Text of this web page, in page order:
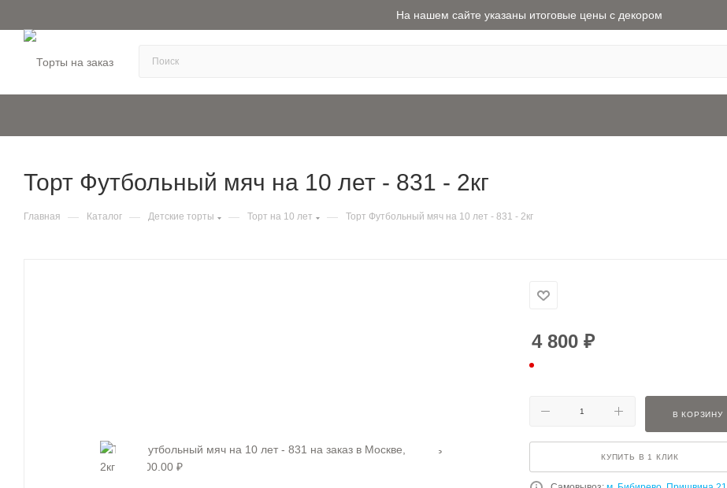
На нашем сайте указаны итоговые цены с декором
Торт Футбольный мяч на 10 лет - 831 - 2кг
Главная — Каталог — Детские торты — Торт на 10 лет — Торт Футбольный мяч на 10 лет - 831 - 2кг
4 800 ₽
В КОРЗИНУ
КУПИТЬ В 1 КЛИК